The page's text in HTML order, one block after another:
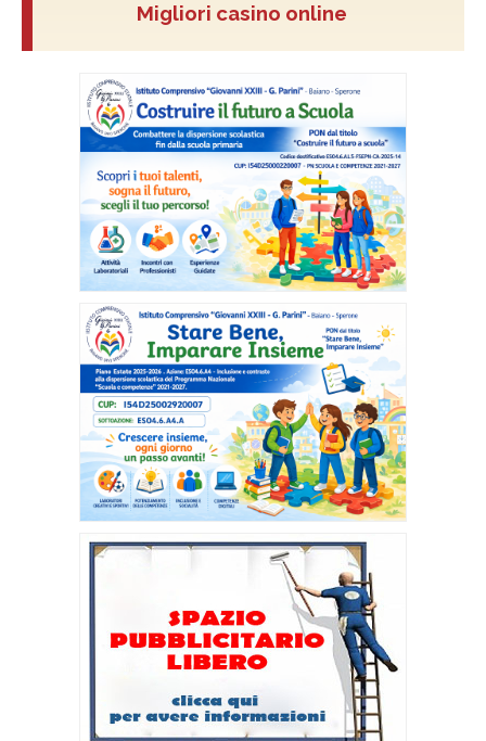
Migliori casino online